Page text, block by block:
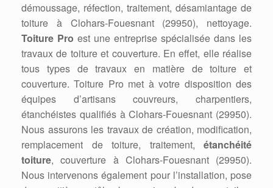
démoussage, réfection, traitement, désamiantage de
toiture à Clohars-Fouesnant (29950), nettoyage.
Toiture Pro est une entreprise spécialisée dans les
travaux de toiture et couverture. En effet, elle réalise
tous types de travaux en matière de toiture et
couverture. Toiture Pro met à votre disposition des
équipes d’artisans couvreurs, charpentiers,
étanchéistes qualifiés à Clohars-Fouesnant (29950).
Nous assurons les travaux de création, modification,
remplacement de toiture, traitement, étanchéité
toiture, couverture à Clohars-Fouesnant (29950).
Nous intervenons également pour l’installation, pose